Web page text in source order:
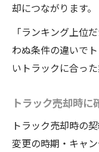
却につながります。
「ランキング上位
わぬ条件の違いで
いトラックに合っ
トラック売却時に
トラック売却時の
変更の時期・キャ